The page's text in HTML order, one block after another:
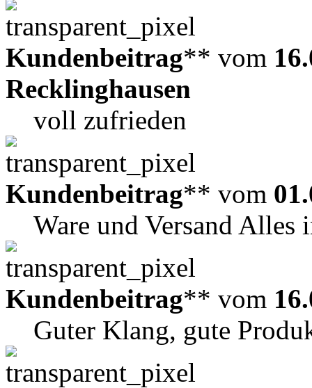
Kundenbeitrag** vom
Recklinghausen
voll zufrieden
Kundenbeitrag** vom
Ware und Versand Alles
Kundenbeitrag** vom
Guter Klang, gute